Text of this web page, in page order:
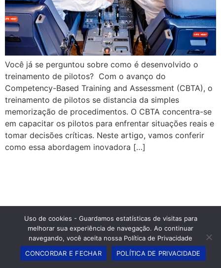
Você já se perguntou sobre como é desenvolvido o
treinamento de pilotos? Com o avanço do
Competency-Based Training and Assessment (CBTA), o
treinamento de pilotos se distancia da simples
memorização de procedimentos. O CBTA concentra-se
em capacitar os pilotos para enfrentar situações reais e
tomar decisões críticas. Neste artigo, vamos conferir
como essa abordagem inovadora […]
Uso de cookies - Guardamos estatísticas de visitas para
melhorar sua experiência de navegação. Ao continuar
navegando, você aceita nossa Política de Privacidade
CONCORDAR E FECHAR
POLÍTICA DE PRIVACIDADE